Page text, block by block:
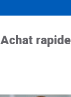
Achat rapide